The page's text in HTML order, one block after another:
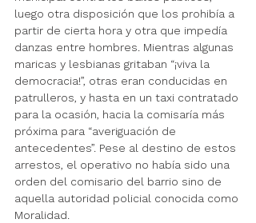
luego otra disposición que los prohibía a
partir de cierta hora y otra que impedía
danzas entre hombres. Mientras algunas
maricas y lesbianas gritaban “¡viva la
democracia!”, otras eran conducidas en
patrulleros, y hasta en un taxi contratado
para la ocasión, hacia la comisaría más
próxima para “averiguación de
antecedentes”. Pese al destino de estos
arrestos, el operativo no había sido una
orden del comisario del barrio sino de
aquella autoridad policial conocida como
Moralidad.